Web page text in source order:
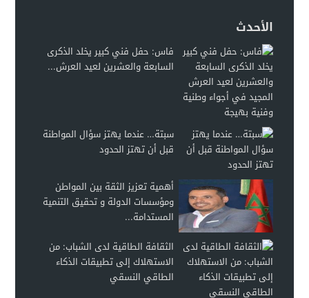
الأحدث
فاس: حفل فني كبير يخلد الذكرى
السابعة والعشرين لعيد العرش...
سبتة… عندما يهتز سؤال المواطنة
قبل أن تهتز الحدود
أهمية تعزيز الثقة بين المواطن
ومؤسسات الدولة و تحقيق التنمية
المستدامة...
الثقافة الطاقية لدى الشباب: من
الاستهلاك إلى تطبيقات الذكاء
الطاقي النسقي